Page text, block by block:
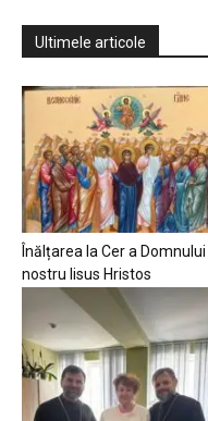
Ultimele articole
Înălțarea la Cer a Domnului
nostru Iisus Hristos